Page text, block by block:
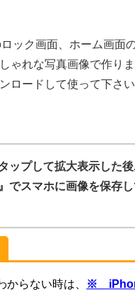
ック画面、ホーム画面
ゃれな写真画像で作り
ロードして使って下さい
ップして拡大表示した
でスマホに画像を保存
からない時は、
※